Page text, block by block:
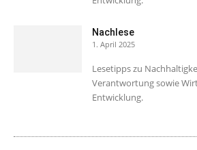
Nachlese
1. April 2025
Lesetipps zu
Verantwortung sowie
Entwicklung.